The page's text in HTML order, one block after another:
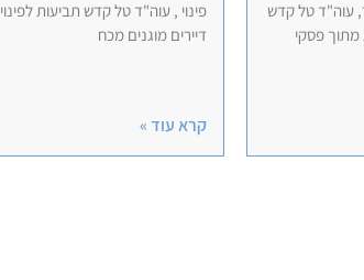
עוה"ד טל קדש
מתוך פסקי
פינוי , עוה"ד טל קדש תביעות לפינוי
דיירים מוגנים מכח
קרא עוד »